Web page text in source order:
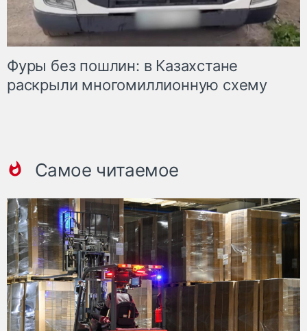
Фуры без пошлин: в Казахстане
раскрыли многомиллионную схему
Самое читаемое